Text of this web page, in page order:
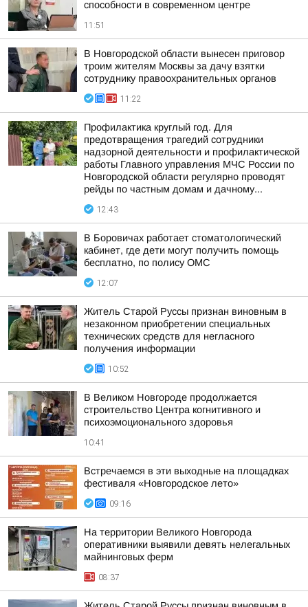
способности в современном центре
11:51
В Новгородской области вынесен приговор
троим жителям Москвы за дачу взятки
сотруднику правоохранительных органов
11:22
Профилактика круглый год. Для
предотвращения трагедий сотрудники
надзорной деятельности и профилактической
работы Главного управления МЧС России по
Новгородской области регулярно проводят
рейды по частным домам и дачному...
12:43
В Боровичах работает стоматологический
кабинет, где дети могут получить помощь
бесплатно, по полису ОМС
12:07
Житель Старой Руссы признан виновным в
незаконном приобретении специальных
технических средств для негласного
получения информации
10:52
В Великом Новгороде продолжается
строительство Центра когнитивного и
психоэмоционального здоровья
10:41
Встречаемся в эти выходные на площадках
фестиваля «Новгородское лето»
09:16
На территории Великого Новгорода
оперативники выявили девять нелегальных
майнинговых ферм
08:37